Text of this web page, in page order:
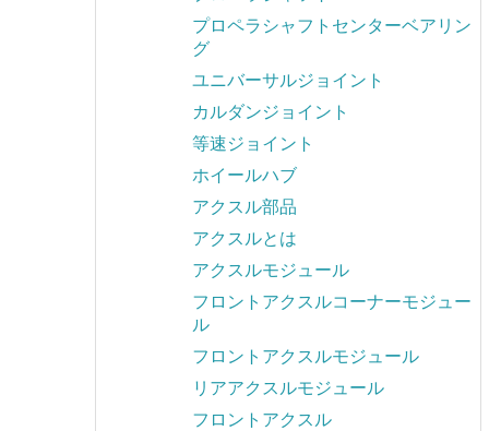
プロペラシャフトセンターベアリン
グ
ユニバーサルジョイント
カルダンジョイント
等速ジョイント
ホイールハブ
アクスル部品
アクスルとは
アクスルモジュール
フロントアクスルコーナーモジュー
ル
フロントアクスルモジュール
リアアクスルモジュール
フロントアクスル